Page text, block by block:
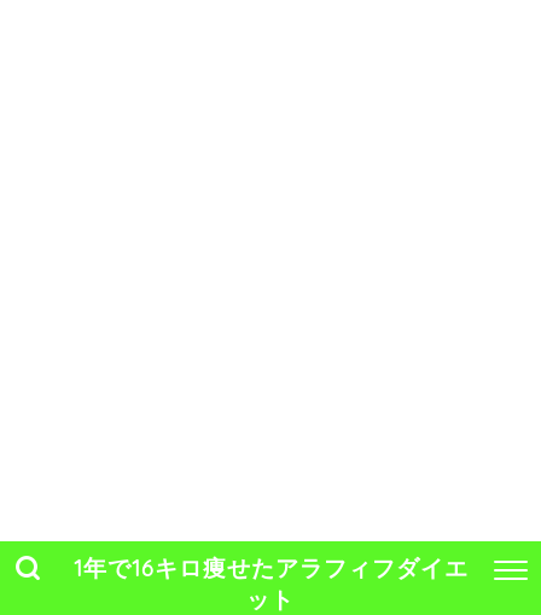
1年で16キロ痩せたアラフィフダイエ
ット